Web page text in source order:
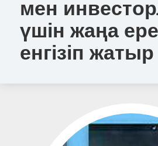
мен
үшін жаңа
енгізіп жатыр